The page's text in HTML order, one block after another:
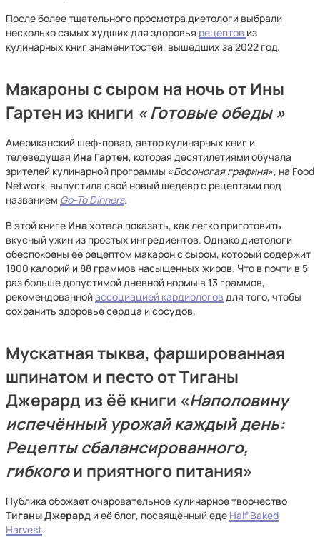
После более тщательного просмотра диетологи выбрали
несколько самых худших для здоровья рецептов из
кулинарных книг знаменитостей, вышедших за 2022 год.
Макароны с сыром на ночь от Ины
Гартен из книги «Готовые обеды »
Американский шеф-повар, автор кулинарных книг и
телеведущая Ина Гартен, которая десятилетиями обучала
зрителей кулинарной программы «Босоногая графиня», на Food
Network, выпустила свой новый шедевр с рецептами под
названием Go-To Dinners.
В этой книге Инахотела показать, как легко приготовить
вкусный ужин из простых ингредиентов. Однако диетологи
обеспокоены её рецептом макарон с сыром, который содержит
1800 калорий и 88 граммов насыщенных жиров. Что в почти в 5
раз больше допустимой дневной нормы в 13 граммов,
рекомендованнойассоциацией кардиологов для того, чтобы
сохранить здоровье сердца и сосудов.
Мускатная тыква, фаршированная
шпинатом и песто от Тиганы
Джерард из ёё книги «Наполовину
испечённый урожай каждый день:
Рецепты сбалансированного,
гибкогои приятного питания»
Публика обожает очаровательное кулинарное творчество
Тиганы Джерард и её блог, посвящённый еде Half Baked
Harvest.